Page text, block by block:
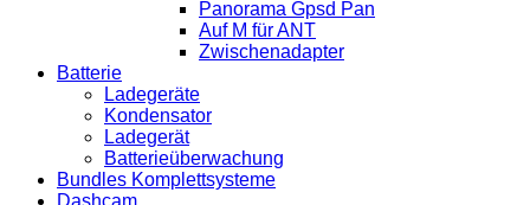
Panorama Gpsd Pan
Auf M für ANT
Zwischenadapter
Batterie
Ladegeräte
Kondensator
Ladegerät
Batterieüberwachung
Bundles Komplettsysteme
Dashcam